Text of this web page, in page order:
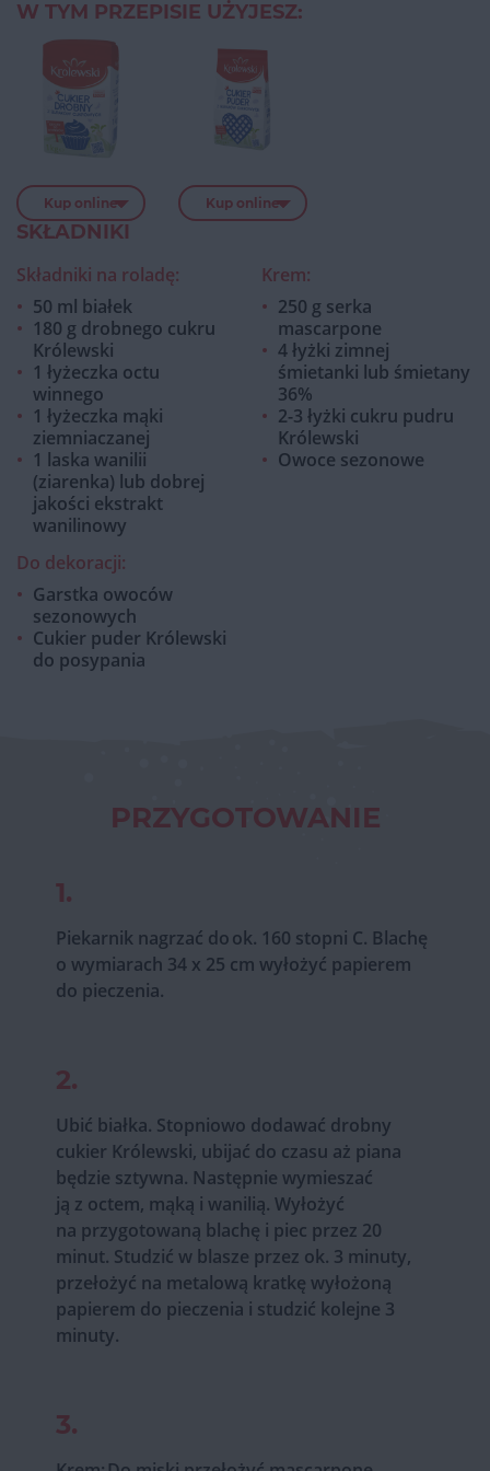
W TYM PRZEPISIE UŻYJESZ:
Kup online Kup online
SKŁADNIKI
Składniki na roladę:
50 ml białek
180 g drobnego cukru
Królewski
1 łyżeczka octu
winnego
1 łyżeczka mąki
ziemniaczanej
1 laska wanilii
(ziarenka) lub dobrej
jakości ekstrakt
wanilinowy
Krem:
250 g serka
mascarpone
4 łyżki zimnej
śmietanki lub śmietany
36%
2-3 łyżki cukru pudru
Królewski
Owoce sezonowe
Do dekoracji:
Garstka owoców
sezonowych
Cukier puder Królewski
do posypania
PRZYGOTOWANIE
1.
Piekarnik nagrzać do ok. 160 stopni C. Blachę
o wymiarach 34 x 25 cm wyłożyć papierem
do pieczenia.
2.
Ubić białka. Stopniowo dodawać drobny
cukier Królewski, ubijać do czasu aż piana
będzie sztywna. Następnie wymieszać
ją z octem, mąką i wanilią. Wyłożyć
na przygotowaną blachę i piec przez 20
minut. Studzić w blasze przez ok. 3 minuty,
przełożyć na metalową kratkę wyłożoną
papierem do pieczenia i studzić kolejne 3
minuty.
3.